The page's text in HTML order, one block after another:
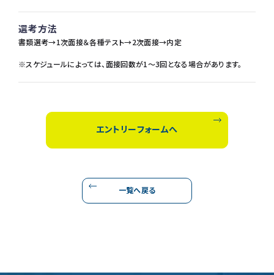
選考方法
書類選考→1次面接＆各種テスト→2次面接→内定
※スケジュールによっては、面接回数が1～3回となる場合があります。
エント リーフォームへ
一覧へ戻る